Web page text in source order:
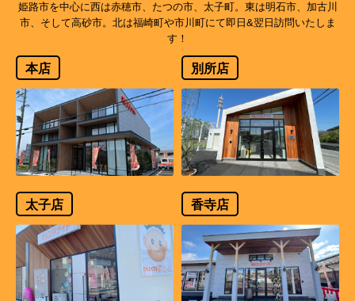
姫路市を中心に西は赤穂市、たつの市、太子町。東は明石市、加古川
市、そして高砂市。北は福崎町や市川町にて即日&翌日訪問いたしま
す！
本店 別所店
太子店 香寺店